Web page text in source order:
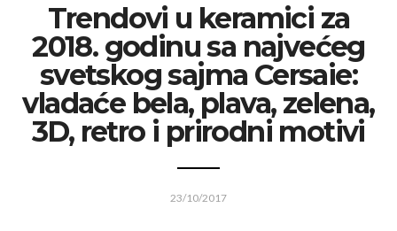
Trendovi u keramici za
2018. godinu sa najvećeg
svetskog sajma Cersaie:
vladaće bela, plava, zelena,
3D, retro i prirodni motivi
23/10/2017